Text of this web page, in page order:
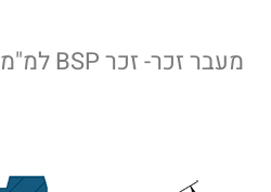
מעבר זכר- זכר BSP למ"מ.